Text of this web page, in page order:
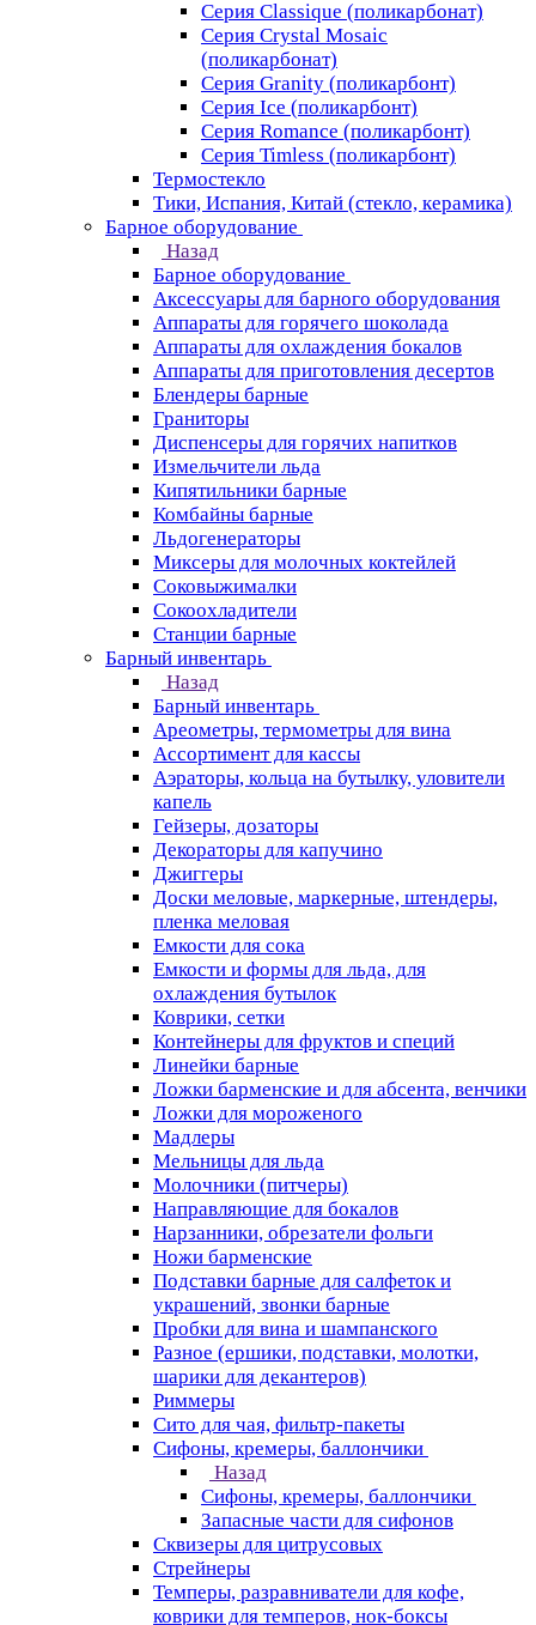
Серия Classique (поликарбонат)
Серия Crystal Mosaic
(поликарбонат)
Серия Granity (поликарбонт)
Серия Ice (поликарбонт)
Серия Romance (поликарбонт)
Серия Timless (поликарбонт)
Термостекло
Тики, Испания, Китай (стекло, керамика)
Барное оборудование
Назад
Барное оборудование
Аксессуары для барного оборудования
Аппараты для горячего шоколада
Аппараты для охлаждения бокалов
Аппараты для приготовления десертов
Блендеры барные
Граниторы
Диспенсеры для горячих напитков
Измельчители льда
Кипятильники барные
Комбайны барные
Льдогенераторы
Миксеры для молочных коктейлей
Соковыжималки
Сокоохладители
Станции барные
Барный инвентарь
Назад
Барный инвентарь
Ареометры, термометры для вина
Ассортимент для кассы
Аэраторы, кольца на бутылку, уловители
капель
Гейзеры, дозаторы
Декораторы для капучино
Джиггеры
Доски меловые, маркерные, штендеры,
пленка меловая
Емкости для сока
Емкости и формы для льда, для
охлаждения бутылок
Коврики, сетки
Контейнеры для фруктов и специй
Линейки барные
Ложки барменские и для абсента, венчики
Ложки для мороженого
Мадлеры
Мельницы для льда
Молочники (питчеры)
Направляющие для бокалов
Нарзанники, обрезатели фольги
Ножи барменские
Подставки барные для салфеток и
украшений, звонки барные
Пробки для вина и шампанского
Разное (ершики, подставки, молотки,
шарики для декантеров)
Риммеры
Сито для чая, фильтр-пакеты
Сифоны, кремеры, баллончики
Назад
Сифоны, кремеры, баллончики
Запасные части для сифонов
Сквизеры для цитрусовых
Стрейнеры
Темперы, разравниватели для кофе,
коврики для темперов, нок-боксы